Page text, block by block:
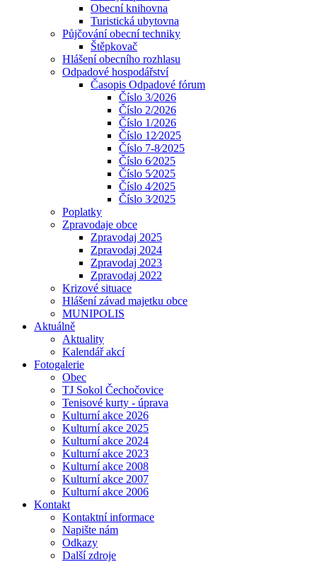
Obecní knihovna
Turistická ubytovna
Půjčování obecní techniky
Štěpkovač
Hlášení obecního rozhlasu
Odpadové hospodářství
Časopis Odpadové fórum
Číslo 3/2026
Číslo 2/2026
Číslo 1/2026
Číslo 12⁄2025
Číslo 7-8⁄2025
Číslo 6⁄2025
Číslo 5⁄2025
Číslo 4⁄2025
Číslo 3⁄2025
Poplatky
Zpravodaje obce
Zpravodaj 2025
Zpravodaj 2024
Zpravodaj 2023
Zpravodaj 2022
Krizové situace
Hlášení závad majetku obce
MUNIPOLIS
Aktuálně
Aktuality
Kalendář akcí
Fotogalerie
Obec
TJ Sokol Čechočovice
Tenisové kurty - úprava
Kulturní akce 2026
Kulturní akce 2025
Kulturní akce 2024
Kulturní akce 2023
Kulturní akce 2008
Kulturní akce 2007
Kulturní akce 2006
Kontakt
Kontaktní informace
Napište nám
Odkazy
Další zdroje